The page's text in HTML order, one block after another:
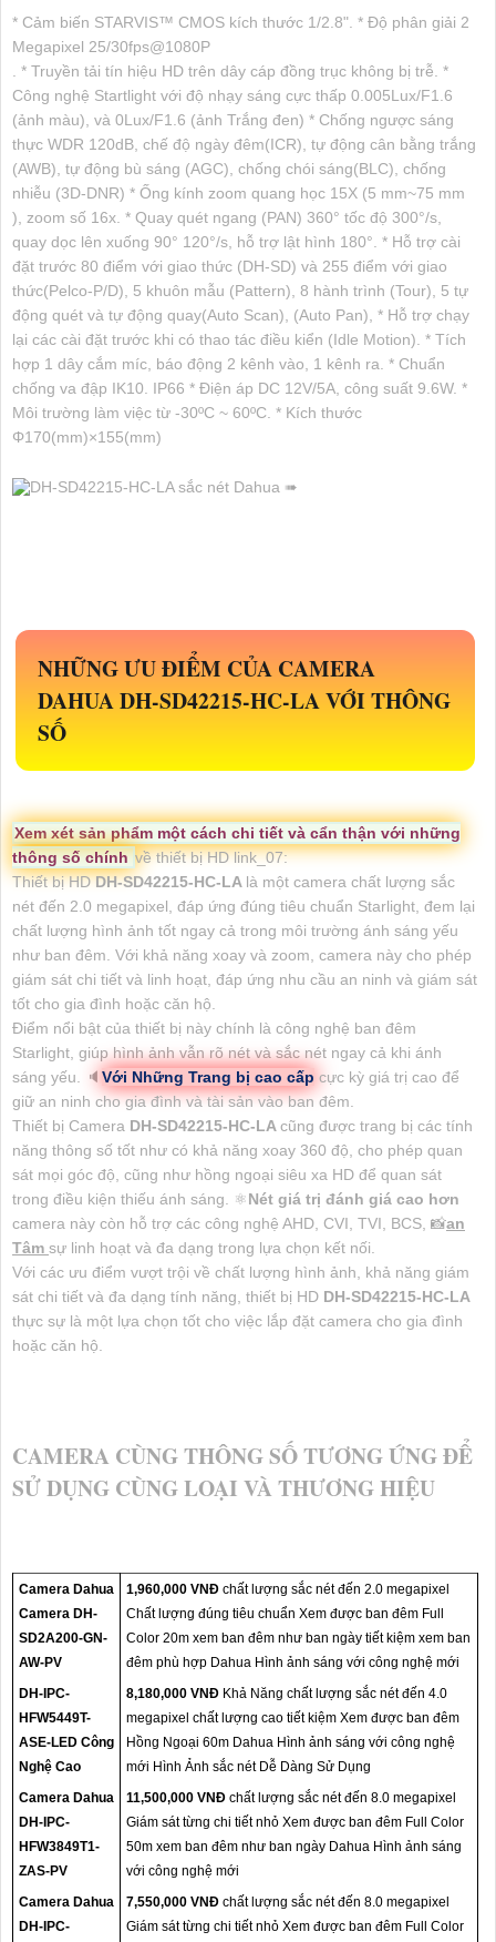
* Cảm biến STARVIS™ CMOS kích thước 1/2.8". * Độ phân giải 2
Megapixel 25/30fps@1080P
. * Truyền tải tín hiệu HD trên dây cáp đồng trục không bị trễ. *
Công nghệ Startlight với độ nhạy sáng cực thấp 0.005Lux/F1.6
(ảnh màu), và 0Lux/F1.6 (ảnh Trắng đen) * Chống ngược sáng
thực WDR 120dB, chế độ ngày đêm(ICR), tự động cân bằng trắng
(AWB), tự động bù sáng (AGC), chống chói sáng(BLC), chống
nhiễu (3D-DNR) * Ống kính zoom quang học 15X (5 mm~75 mm
), zoom số 16x. * Quay quét ngang (PAN) 360° tốc độ 300°/s,
quay dọc lên xuống 90° 120°/s, hỗ trợ lật hình 180°. * Hỗ trợ cài
đặt trước 80 điểm với giao thức (DH-SD) và 255 điểm với giao
thức(Pelco-P/D), 5 khuôn mẫu (Pattern), 8 hành trình (Tour), 5 tự
động quét và tự động quay(Auto Scan), (Auto Pan), * Hỗ trợ chạy
lại các cài đặt trước khi có thao tác điều kiển (Idle Motion). * Tích
hợp 1 dây cắm míc, báo động 2 kênh vào, 1 kênh ra. * Chuẩn
chống va đập IK10. IP66 * Điện áp DC 12V/5A, công suất 9.6W. *
Môi trường làm việc từ -30ºC ~ 60ºC. * Kích thước
Φ170(mm)×155(mm)
NHỮNG ƯU ĐIỂM CỦA CAMERA
DAHUADH-SD42215-HC-LAVỚI THÔNG
SỐ
Xem xét sản phẩm một cách chi tiết và cẩn thận với những
thông số chínhvề thiết bị HD link_07:
Thiết bị HDDH-SD42215-HC-LA là một camera chất lượng sắc
nét đến 2.0 megapixel, đáp ứng đúng tiêu chuẩn Starlight, đem lại
chất lượng hình ảnh tốt ngay cả trong môi trường ánh sáng yếu
như ban đêm. Với khả năng xoay và zoom, camera này cho phép
giám sát chi tiết và linh hoạt, đáp ứng nhu cầu an ninh và giám sát
tốt cho gia đình hoặc căn hộ.
Điểm nổi bật của thiết bị này chính là công nghệ ban đêm
Starlight, giúp hình ảnh vẫn rõ nét và sắc nét ngay cả khi ánh
sáng yếu. 🔈 Với Những Trang bị cao cấp cực kỳ giá trị cao để
giữ an ninh cho gia đình và tài sản vào ban đêm.
Thiết bị Camera DH-SD42215-HC-LA cũng được trang bị các tính
năng thông số tốt như có khả năng xoay 360 độ, cho phép quan
sát mọi góc độ, cũng như hồng ngoại siêu xa HD để quan sát
trong điều kiện thiếu ánh sáng. ⚛️Nét giá trị đánh giá cao hơn
camera này còn hỗ trợ các công nghệ AHD, CVI, TVI, BCS, 📸an
Tâm sự linh hoạt và đa dạng trong lựa chọn kết nối.
Với các ưu điểm vượt trội về chất lượng hình ảnh, khả năng giám
sát chi tiết và đa dạng tính năng, thiết bị HD DH-SD42215-HC-LA
thực sự là một lựa chọn tốt cho việc lắp đặt camera cho gia đình
hoặc căn hộ.
CAMERA CÙNG THÔNG SỐ TƯƠNG ỨNG ĐỂ
SỬ DỤNG CÙNG LOẠI VÀ THƯƠNG HIỆU
Camera Dahua
Camera DH-
SD2A200-GN-
AW-PV
1,960,000 VNĐ chất lượng sắc nét đến 2.0 megapixel
Chất lượng đúng tiêu chuẩn Xem được ban đêm Full
Color 20m xem ban đêm như ban ngày tiết kiệm xem ban
đêm phù hợp Dahua Hình ảnh sáng với công nghệ mới
DH-IPC-
HFW5449T-
ASE-LED Công
Nghệ Cao
8,180,000 VNĐ Khả Năng chất lượng sắc nét đến 4.0
megapixel chất lượng cao tiết kiệm Xem được ban đêm
Hồng Ngoại 60m Dahua Hình ảnh sáng với công nghệ
mới Hình Ảnh sắc nét Dễ Dàng Sử Dụng
Camera Dahua
DH-IPC-
HFW3849T1-
ZAS-PV
11,500,000 VNĐ chất lượng sắc nét đến 8.0 megapixel
Giám sát từng chi tiết nhỏ Xem được ban đêm Full Color
50m xem ban đêm như ban ngày Dahua Hình ảnh sáng
với công nghệ mới
Camera Dahua
DH-IPC-
7,550,000 VNĐ chất lượng sắc nét đến 8.0 megapixel
Giám sát từng chi tiết nhỏ Xem được ban đêm Full Color